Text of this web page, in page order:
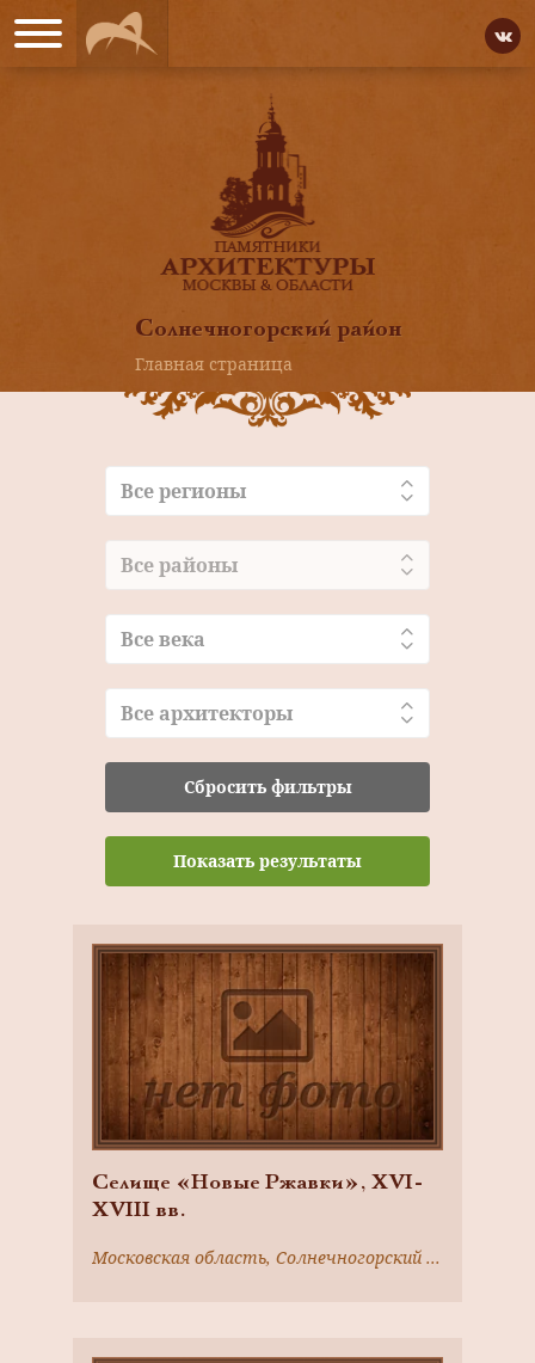
Солнечногорский район
Главная страница
Все регионы
Все районы
Все века
Все архитекторы
Сбросить фильтры
Показать результаты
Селище «Новые Ржавки», XVI-
XVIII вв.
Московская область, Солнечногорский район, пос. Новые Ржавки, в 0,4 км от поселка, в 0,5 км от г. Зеленограда, на пересечении Ленинградского шоссе с Московским проспектом